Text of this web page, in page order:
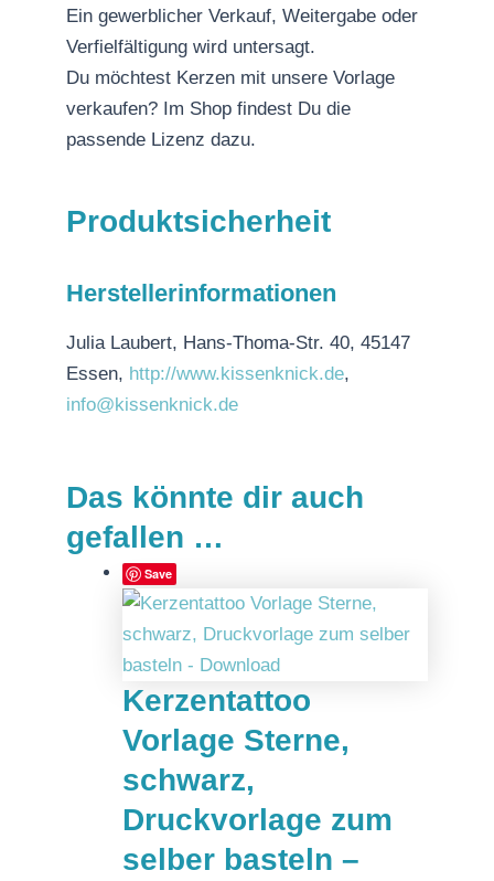
Ein gewerblicher Verkauf, Weitergabe oder
Verfielfältigung wird untersagt.
Du möchtest Kerzen mit unsere Vorlage
verkaufen? Im Shop findest Du die
passende Lizenz dazu.
Produktsicherheit
Herstellerinformationen
Julia Laubert, Hans-Thoma-Str. 40, 45147
Essen, http://www.kissenknick.de,
info@kissenknick.de
Das könnte dir auch
gefallen …
Save
Kerzentattoo
Vorlage Sterne,
schwarz,
Druckvorlage zum
selber basteln –